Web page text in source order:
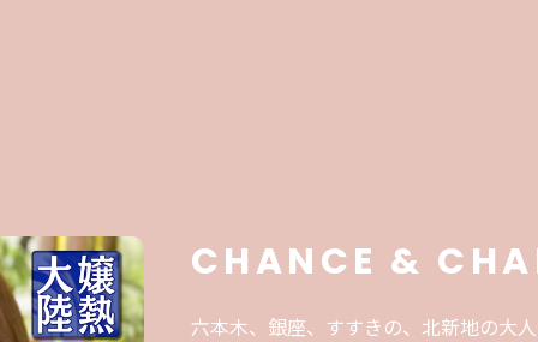
CHANCE &
六本木、銀座、すすきの、北新地の大